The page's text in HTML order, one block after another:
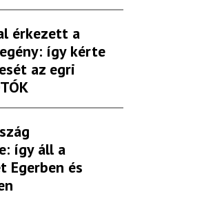
érkezett a
így kérte
az egri
így áll a
Egerben és